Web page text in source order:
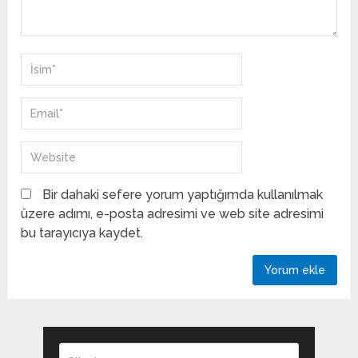
Bir dahaki sefere yorum yaptığımda kullanılmak
üzere adımı, e-posta adresimi ve web site adresimi
bu tarayıcıya kaydet.